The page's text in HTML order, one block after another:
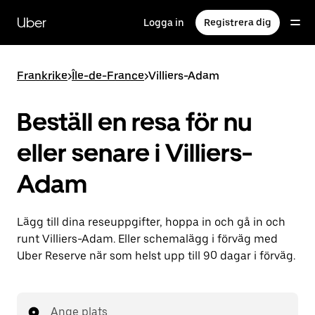
huvudinnehållet
Uber Logga in Registrera dig
Frankrike>Île-de-France>Villiers-Adam
Beställ en resa för nu
eller senare i Villiers-
Adam
Lägg till dina reseuppgifter, hoppa in och gå in och
runt Villiers-Adam. Eller schemalägg i förväg med
Uber Reserve när som helst upp till 90 dagar i förväg.
Ange plats